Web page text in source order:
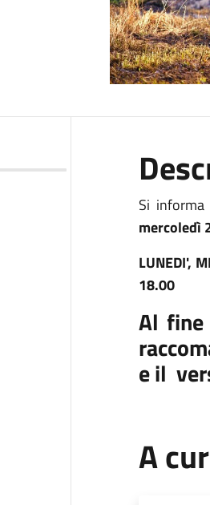
Si informa
mercoledì
LUNEDI',
18.00
Al fine
e il
A